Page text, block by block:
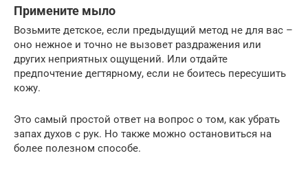
Примените мыло
Возьмите детское, если предыдущий метод не для вас –
оно нежное и точно не вызовет раздражения или
других неприятных ощущений. Или отдайте
предпочтение дегтярному, если не боитесь пересушить
кожу.
Это самый простой ответ на вопрос о том, как убрать
запах духов с рук. Но также можно остановиться на
более полезном способе.